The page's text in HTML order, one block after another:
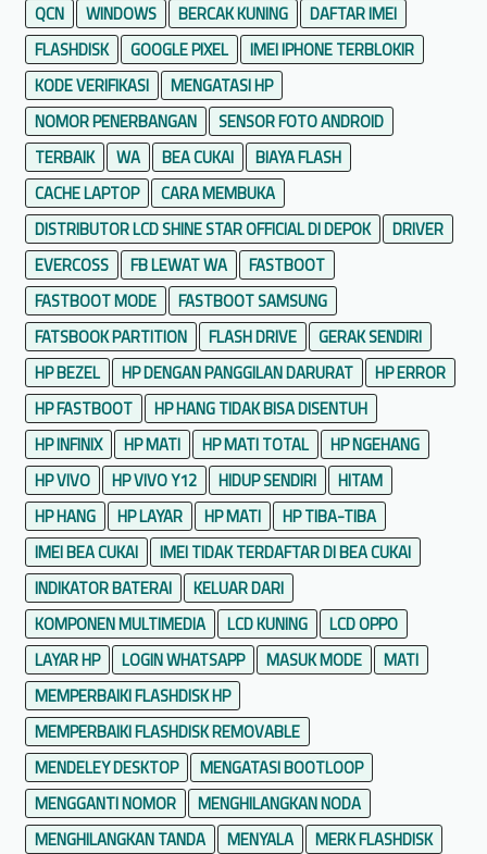
QCN
WINDOWS BERCAK KUNING
DAFTAR IMEI
FLASHDISK
GOOGLE PIXEL
IMEI IPHONE TERBLOKIR
KODE VERIFIKASI
MENGATASI HP
NOMOR PENERBANGAN
SENSOR FOTO ANDROID
TERBAIK
WA BEA CUKAI
BIAYA FLASH
CACHE LAPTOP
CARA MEMBUKA
DISTRIBUTOR LCD SHINE STAR OFFICIAL DI DEPOK
DRIVER
EVERCOSS
FB LEWAT WA
FASTBOOT
FASTBOOT MODE
FASTBOOT SAMSUNG
FATSBOOK PARTITION
FLASH DRIVE
GERAK SENDIRI
HP BEZEL
HP DENGAN PANGGILAN DARURAT
HP ERROR
HP FASTBOOT
HP HANG TIDAK BISA DISENTUH
HP INFINIX
HP MATI HP MATI TOTAL
HP NGEHANG
HP VIVO
HP VIVO Y12 HIDUP SENDIRI
HITAM
HP HANG
HP LAYAR HP MATI
HP TIBA-TIBA
IMEI BEA CUKAI
IMEI TIDAK TERDAFTAR DI BEA CUKAI
INDIKATOR BATERAI
KELUAR DARI
KOMPONEN MULTIMEDIA
LCD KUNING
LCD OPPO
LAYAR HP
LOGIN WHATSAPP MASUK MODE
MATI
MEMPERBAIKI FLASHDISK HP
MEMPERBAIKI FLASHDISK REMOVABLE
MENDELEY DESKTOP
MENGATASI BOOTLOOP
MENGGANTI NOMOR
MENGHILANGKAN NODA
MENGHILANGKAN TANDA
MENYALA
MERK FLASHDISK